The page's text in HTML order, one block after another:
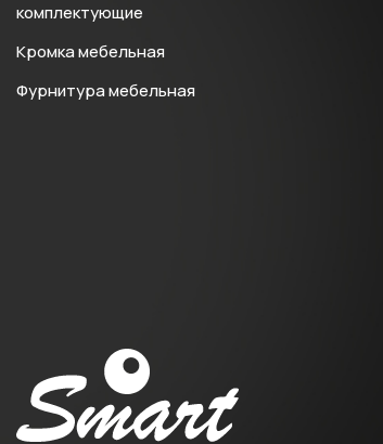
комплектующие
Кромка мебельная
Фурнитура мебельная